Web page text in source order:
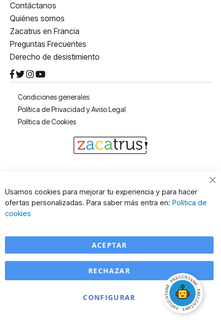
Contáctanos
Quiénes somos
Zacatrus en Francia
Preguntas Frecuentes
Derecho de desistimiento
Condiciones generales
Política de Privacidad y Aviso Legal
Política de Cookies
Usamos cookies para mejorar tu experiencia y para hacer
ofertas personalizadas. Para saber más entra en: Política de
cookies
ACEPTAR
CONFIGURAR
RECHAZAR